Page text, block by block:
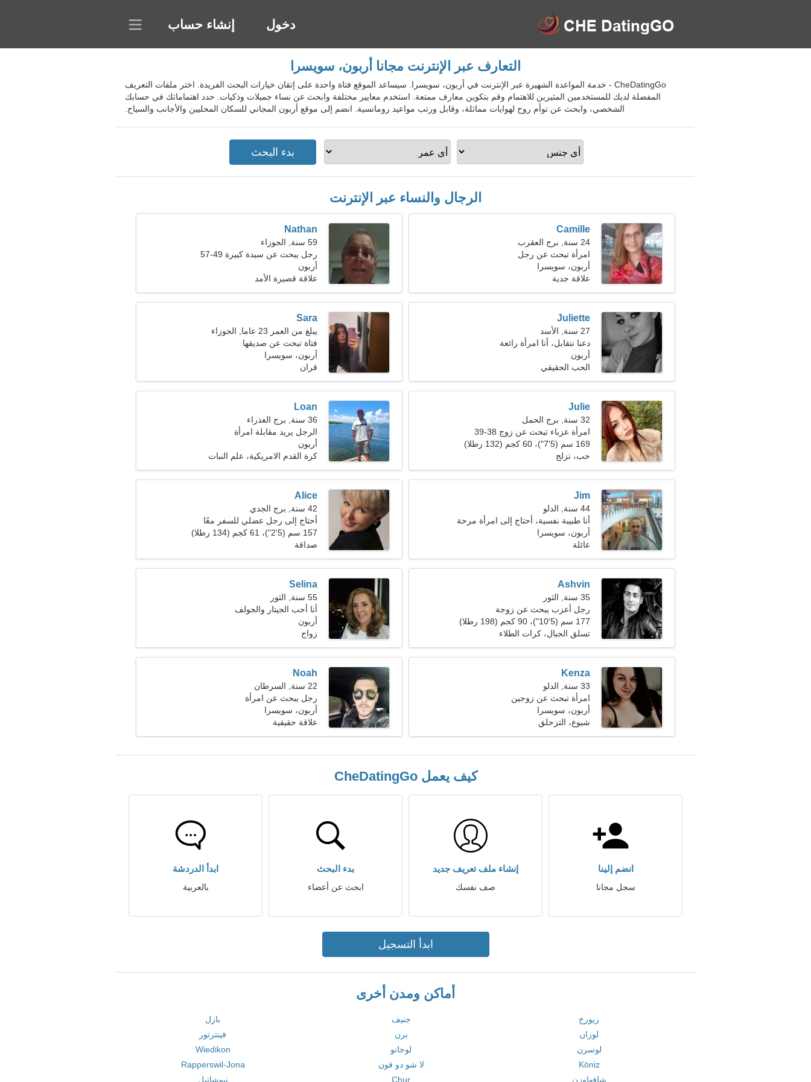
دخول إنشاء حساب
التعارف عبر الإنترنت مجانا أربون، سويسرا
CheDatingGo - خدمة المواعدة الشهيرة عبر الإنترنت في أربون، سويسرا. سيساعد الموقع فتاة واحدة على إتقان خيارات البحث الفريدة. اختر ملفات التعريف
المفضلة لديك للمستخدمين المثيرين للاهتمام وقم بتكوين معارف ممتعة. استخدم معايير مختلفة وابحث عن نساء جميلات وذكيات. حدد اهتماماتك في حسابك
الشخصي، وابحث عن توأم روح لهوايات مماثلة، وقابل ورتب مواعيد رومانسية. انضم إلى موقع أربون المجاني للسكان المحليين والأجانب والسياح.
الرجال والنساء عبر الإنترنت
Camille
24 سنة, برج العقرب
امرأة تبحث عن رجل
أربون، سويسرا
علاقة جدية
Nathan
59 سنة, الجوزاء
رجل يبحث عن سيدة كبيرة 49-57
أربون
علاقة قصيرة الأمد
Juliette
27 سنة, الأسد
دعنا نتقابل، أنا امرأة رائعة
أربون
الحب الحقيقي
Sara
يبلغ من العمر 23 عاما, الجوزاء
فتاة تبحث عن صديقها
أربون، سويسرا
قران
Julie
32 سنة, برج الحمل
امرأة عزباء تبحث عن زوج 38-39
169 سم (5'7")، 60 كجم (132 رطلا)
حب، تزلج
Loan
36 سنة, برج العذراء
الرجل يريد مقابلة امرأة
أربون
كرة القدم الامريكية، علم النبات
Jim
44 سنة, الدلو
أنا طبيبة نفسية، أحتاج إلى امرأة مرحة
أربون، سويسرا
عائلة
Alice
42 سنة, برج الجدي
أحتاج إلى رجل عضلي للسفر معًا
157 سم (5'2")، 61 كجم (134 رطلا)
صداقة
Ashvin
35 سنة, الثور
رجل أعزب يبحث عن زوجة
177 سم (5'10")، 90 كجم (198 رطلا)
تسلق الجبال، كرات الطلاء
Selina
55 سنة, الثور
أنا أحب الجيتار والجولف
أربون
زواج
Kenza
33 سنة, الدلو
امرأة تبحث عن زوجين
أربون، سويسرا
شيوع، التزحلق
Noah
22 سنة, السرطان
رجل يبحث عن امرأة
أربون، سويسرا
علاقة حقيقية
كيف يعمل CheDatingGo
انضم إلينا
سجل مجانا
إنشاء ملف تعريف جديد
صف نفسك
بدء البحث
ابحث عن أعضاء
ابدأ الدردشة
بالعربية
ابدأ التسجيل
أماكن ومدن أخرى
زيورخ جنيف
بازل
لوزان
برن
فينترتور
لوسرن
لوجانو
Wiedikon
Köniz
لا شو دو فون
Rapperswil-Jona
شافهاوزن
Chur نيوشاتيل